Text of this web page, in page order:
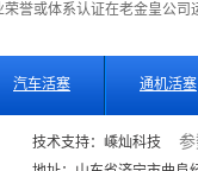
誉或体系认证在老金皇公司
汽车活塞 通机活塞
技术支持：嵊灿科技